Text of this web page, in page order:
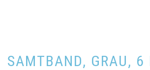
SAMTBAND, GRAU, 6